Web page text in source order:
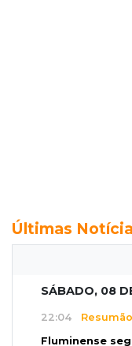
Últimas
SÁBADO, 08
22:04 Resumão
Fluminense